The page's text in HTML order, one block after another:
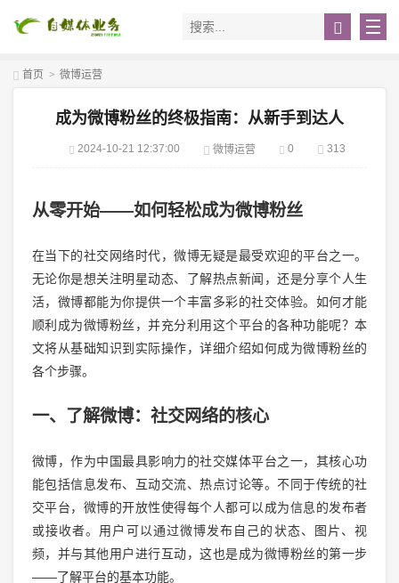
首页 > 微博运营
成为微博粉丝的终极指南：从新手到达人
2024-10-21 12:37:00 微博运营 0 313
从零开始——如何轻松成为微博粉丝
在当下的社交网络时代，微博无疑是最受欢迎的平台之一。
无论你是想关注明星动态、了解热点新闻，还是分享个人生
活，微博都能为你提供一个丰富多彩的社交体验。如何才能
顺利成为微博粉丝，并充分利用这个平台的各种功能呢？本
文将从基础知识到实际操作，详细介绍如何成为微博粉丝的
各个步骤。
一、了解微博：社交网络的核心
微博，作为中国最具影响力的社交媒体平台之一，其核心功
能包括信息发布、互动交流、热点讨论等。不同于传统的社
交平台，微博的开放性使得每个人都可以成为信息的发布者
或接收者。用户可以通过微博发布自己的状态、图片、视
频，并与其他用户进行互动，这也是成为微博粉丝的第一步
——了解平台的基本功能。